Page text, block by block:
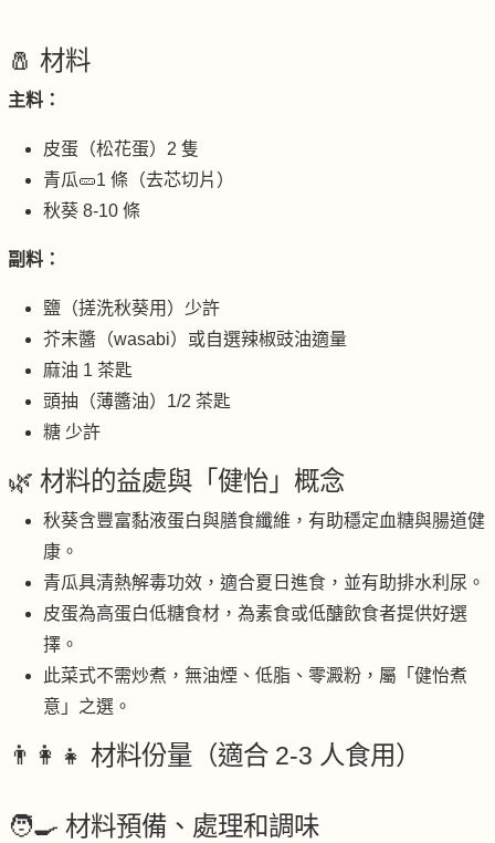
🧂 材料
主料：
皮蛋（松花蛋）2 隻
青瓜🥒1 條（去芯切片）
秋葵 8-10 條
副料：
鹽（搓洗秋葵用）少許
芥末醬（wasabi）或自選辣椒豉油適量
麻油 1 茶匙
頭抽（薄醬油）1/2 茶匙
糖 少許
🌿 材料的益處與「健怡」概念
秋葵含豐富黏液蛋白與膳食纖維，有助穩定血糖與腸道健
康。
青瓜具清熱解毒功效，適合夏日進食，並有助排水利尿。
皮蛋為高蛋白低糖食材，為素食或低醣飲食者提供好選
擇。
此菜式不需炒煮，無油煙、低脂、零澱粉，屬「健怡煮
意」之選。
👨‍👩‍👧 材料份量（適合 2-3 人食用）
🧑‍🍳 材料預備、處理和調味